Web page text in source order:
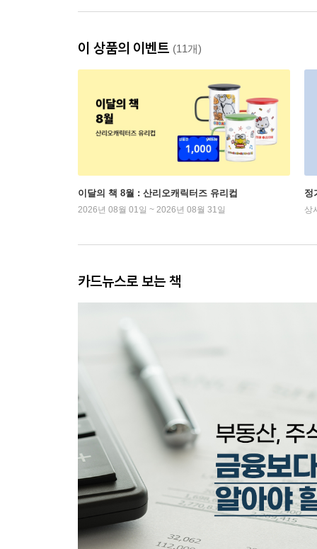
이 상품의 이벤트 (11개)
이달의 책 8월 : 산리오캐릭터즈 유리컵
2026년 08월 01일 ~ 2026년 08월 31일
정
상
카드뉴스로 보는 책